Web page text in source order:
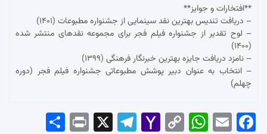
**افتخارات و جوایز**
– دریافت تندیس بهترین نقد سینمایی از جشنواره مطبوعات (۱۴۰۱)
– لوح تقدیر از جشنواره فیلم فجر برای مجموعه نقدهای منتشر شده
(۱۴۰۰)
– نامزد دریافت جایزه بهترین خبرنگار فرهنگی (۱۳۹۹)
– انتخاب به عنوان دبیر پوشش مطبوعاتی جشنواره فیلم فجر (دوره
چهلم)
Fac
Em
Wh
Co
Yah
Tel
Pri